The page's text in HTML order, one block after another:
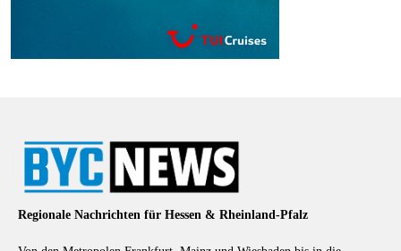
Regionale Nachrichten für Hessen & Rheinland-Pfalz